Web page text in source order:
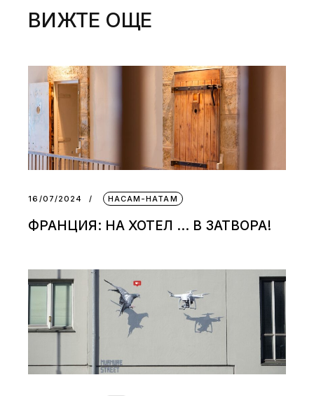
ВИЖТЕ ОЩЕ
16/07/2024 НАСАМ-НАТАМ
ФРАНЦИЯ: НА ХОТЕЛ … В ЗАТВОРА!